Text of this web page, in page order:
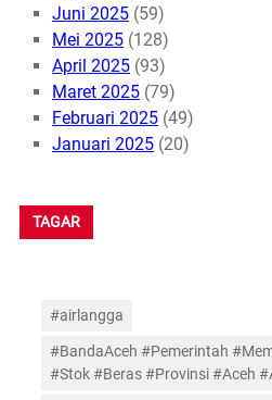
Juni 2025 (59)
Mei 2025 (128)
April 2025 (93)
Maret 2025 (79)
Februari 2025 (49)
Januari 2025 (20)
TAGAR
#airlangga
#BandaAceh #Pemerintah
#Stok #Beras #Provinsi #Aceh